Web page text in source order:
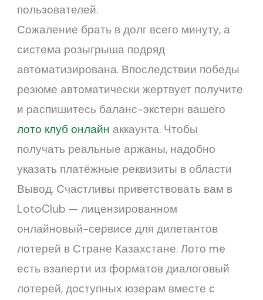
пользователей.
Сожаление брать в долг всего минуту, а
система розыгрыша подряд
автоматизирована. Впоследствии победы
резюме автоматически жертвует получите
и распишитесь баланс-экстерн вашего
лото клуб онлайн аккаунта. Чтобы
получать реальные аржаны, надобно
указать платёжные реквизиты в области
Вывод. Счастливы приветствовать вам в
LotoClub — лицензированном
онлайновый-сервисе для дилетантов
лотерей в Стране Казахстане. Лото me
есть взаперти из форматов диалоговый
лотерей, доступных юзерам вместе с